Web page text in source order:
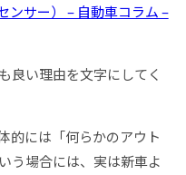
ンサー） – 自動車コラム –
良い理由を文字にしてく
には「何らかのアウト
う場合には、実は新車よ